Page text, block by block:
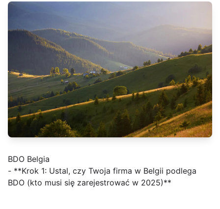
BDO Belgia
- **Krok 1: Ustal, czy Twoja firma w Belgii podlega
BDO (kto musi się zarejestrować w 2025)**